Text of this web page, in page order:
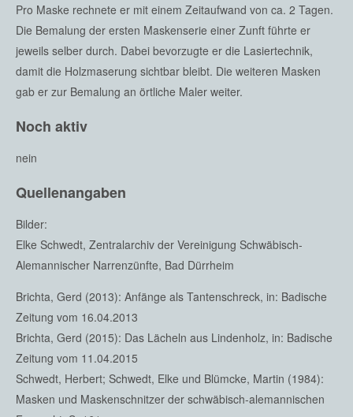
Pro Maske rechnete er mit einem Zeitaufwand von ca. 2 Tagen.
Die Bemalung der ersten Maskenserie einer Zunft führte er
jeweils selber durch. Dabei bevorzugte er die Lasiertechnik,
damit die Holzmaserung sichtbar bleibt. Die weiteren Masken
gab er zur Bemalung an örtliche Maler weiter.
Noch aktiv
nein
Quellenangaben
Bilder:
Elke Schwedt, Zentralarchiv der Vereinigung Schwäbisch-
Alemannischer Narrenzünfte, Bad Dürrheim
Brichta, Gerd (2013): Anfänge als Tantenschreck, in: Badische
Zeitung vom 16.04.2013
Brichta, Gerd (2015): Das Lächeln aus Lindenholz, in: Badische
Zeitung vom 11.04.2015
Schwedt, Herbert; Schwedt, Elke und Blümcke, Martin (1984):
Masken und Maskenschnitzer der schwäbisch-alemannischen